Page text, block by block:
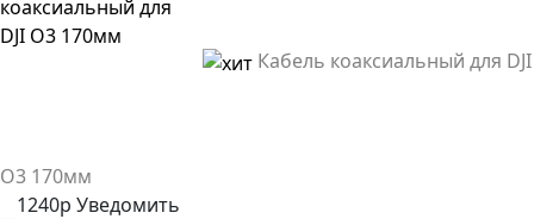
Кабель коаксиальный для DJI
O3 170мм
1240р Уведомить